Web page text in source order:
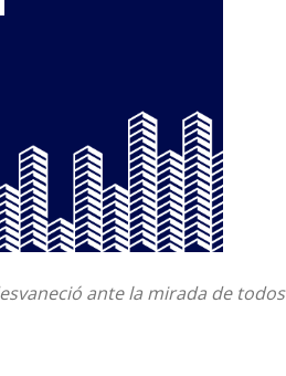
ante la mirada de todos